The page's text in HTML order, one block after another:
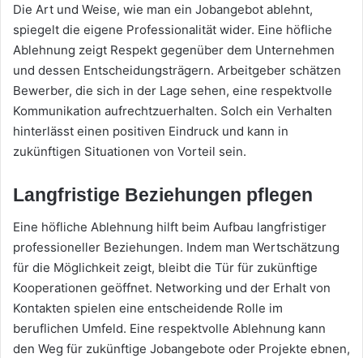
Die Art und Weise, wie man ein Jobangebot ablehnt,
spiegelt die eigene Professionalität wider. Eine höfliche
Ablehnung zeigt Respekt gegenüber dem Unternehmen
und dessen Entscheidungsträgern. Arbeitgeber schätzen
Bewerber, die sich in der Lage sehen, eine respektvolle
Kommunikation aufrechtzuerhalten. Solch ein Verhalten
hinterlässt einen positiven Eindruck und kann in
zukünftigen Situationen von Vorteil sein.
Langfristige Beziehungen pflegen
Eine höfliche Ablehnung hilft beim Aufbau langfristiger
professioneller Beziehungen. Indem man Wertschätzung
für die Möglichkeit zeigt, bleibt die Tür für zukünftige
Kooperationen geöffnet. Networking und der Erhalt von
Kontakten spielen eine entscheidende Rolle im
beruflichen Umfeld. Eine respektvolle Ablehnung kann
den Weg für zukünftige Jobangebote oder Projekte ebnen,